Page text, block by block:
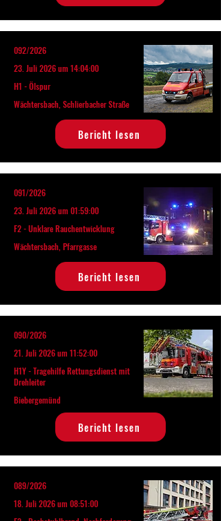
092/2026
23. Juli 2026 um 14:04:00
H1 - Ölspur
Wächtersbach, Schlierbacher Straße
Bericht lesen
091/2026
23. Juli 2026 um 01:59:00
F2 - Unklare Rauchentwicklung
Wächtersbach, Pfarrgasse
Bericht lesen
090/2026
21. Juli 2026 um 11:52:00
H1Y - Tragehilfe Rettungsdienst mit
Drehleiter
Biebergemünd
Bericht lesen
089/2026
18. Juli 2026 um 08:51:00